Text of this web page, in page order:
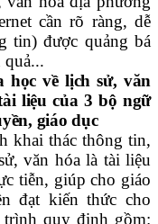
cần rõ ràng, dễ
tin) được quảng bá
học về lịch sử, văn
liệu của 3 bộ ngữ
giáo dục
khai thác thông tin,
văn hóa là tài liệu
tiễn, giúp cho giáo
đạt kiến thức cho
quy định gồm: